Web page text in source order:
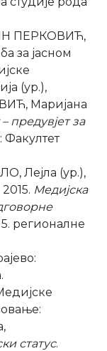
ПЕРКОВИЋ,
за јасном
(ур.),
Маријана
предувјет за
Факултет
Лејла (ур.),
Медијска
регионалне
статус.